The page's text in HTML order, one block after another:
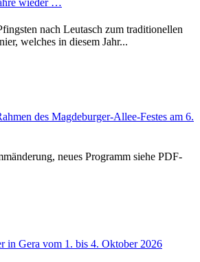
nach Leutasch zum traditionellen
welches in diesem Jahr...
des Magdeburger-Allee-Festes am 6.
neues Programm siehe PDF-
in Gera vom 1. bis 4. Oktober 2026